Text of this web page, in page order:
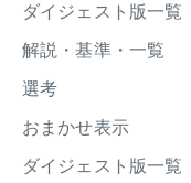
ダイジェスト版一覧
解説・基準・一覧
選考
おまかせ表示
ダイジェスト版一覧